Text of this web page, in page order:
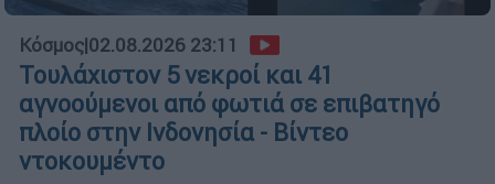
Κόσμος|02.08.2026 23:11
Τουλάχιστον 5 νεκροί και 41
αγνοούμενοι από φωτιά σε επιβατηγό
πλοίο στην Ινδονησία - Βίντεο
ντοκουμέντο